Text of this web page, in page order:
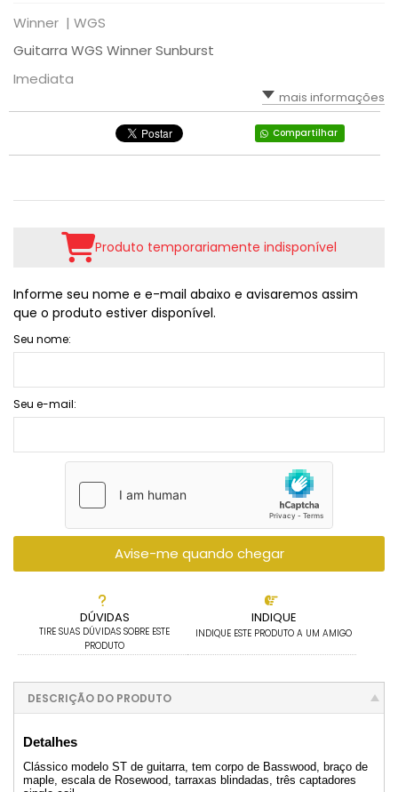
Winner | WGS
Guitarra WGS Winner Sunburst
Imediata
mais informações
Compartilhar
DÚVIDAS
TIRE SUAS DÚVIDAS SOBRE ESTE
PRODUTO
INDIQUE
INDIQUE ESTE PRODUTO A UM AMIGO
Produto temporariamente indisponível
Informe seu nome e e-mail abaixo e avisaremos assim
que o produto estiver disponível.
Seu nome:
Seu e-mail:
Avise-me quando chegar
DESCRIÇÃO DO PRODUTO
Detalhes
Clássico modelo ST de guitarra, tem corpo de Basswood, braço de
maple, escala de Rosewood, tarraxas blindadas, três captadores